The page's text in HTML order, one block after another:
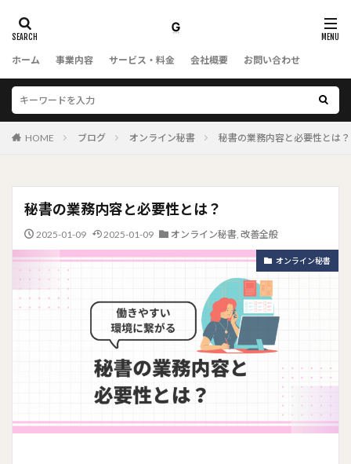
ホーム 事業内容 サービス・料金 会社概要 お問い合わせ
HOME ブログ オンライン秘書 秘書の業務内容と必要性とは？
秘書の業務内容と必要性とは？
2025-01-09 2025-01-09 オンライン秘書, 改善全般
オンライン秘書